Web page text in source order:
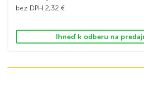
bez DPH 2,32 €
Ihneď k odberu na